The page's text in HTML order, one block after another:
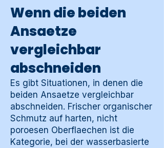
Wenn die beiden
Ansaetze
vergleichbar
abschneiden
Es gibt Situationen, in denen die
beiden Ansaetze vergleichbar
abschneiden. Frischer organischer
Schmutz auf harten, nicht
poroesen Oberflaechen ist die
Kategorie, bei der wasserbasierte